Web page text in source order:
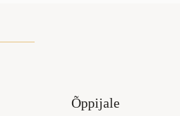
Õppijale